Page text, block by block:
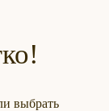
выбрать